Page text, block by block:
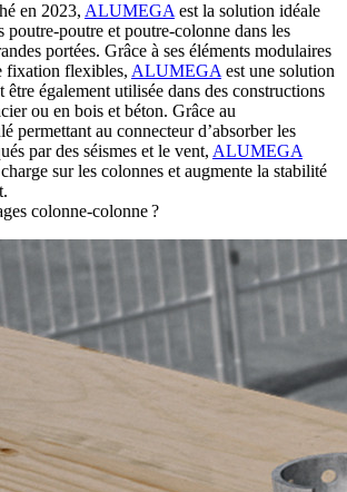
en 2023, ALUMEGA est la solution idéale
poutre-poutre et poutre-colonne dans les
portées. Grâce à ses éléments modulaires
fixation flexibles, ALUMEGA est une solution
être également utilisée dans des constructions
ou en bois et béton. Grâce au
permettant au connecteur d’absorber les
par des séismes et le vent, ALUMEGA
sur les colonnes et augmente la stabilité
colonne-colonne ?